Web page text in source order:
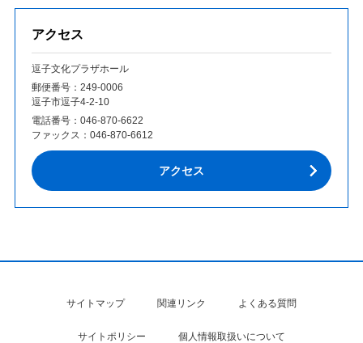
アクセス
逗子文化プラザホール
郵便番号：249‐0006
逗子市逗子4-2-10
電話番号： 046-870-6622
ファックス： 046-870-6612
アクセス
サイトマップ 関連リンク よくある質問
サイトポリシー 個人情報取扱いについて